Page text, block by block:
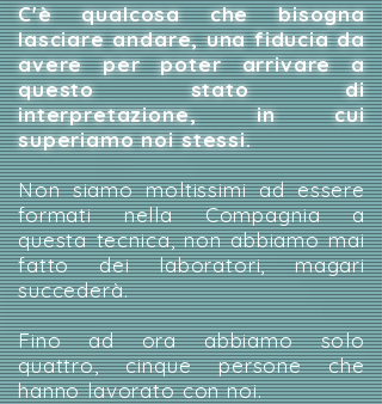
C'è qualcosa che bisogna
lasciare andare, una fiducia da
avere per poter arrivare a
questo stato di
interpretazione, in cui
superiamo noi stessi.
Non siamo moltissimi ad essere
formati nella Compagnia a
questa tecnica, non abbiamo mai
fatto dei laboratori, magari
succederà.
Fino ad ora abbiamo solo
quattro, cinque persone che
hanno lavorato con noi.